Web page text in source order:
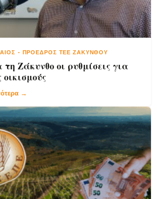
- ΠΡΌΕΔΡΟΣ ΤΕΕ ΖΑΚΎΝΘΟΥ
τη Ζάκυνθο οι ρυθμίσεις για
οικισμούς
→